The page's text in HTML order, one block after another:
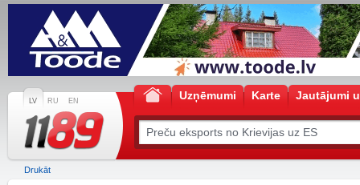
LV RU EN Uzņēmumi Karte Jautājumi
Drukāt